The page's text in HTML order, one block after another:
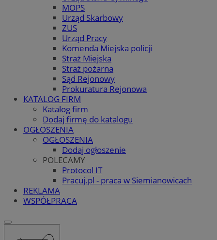
MOPS
Urząd Skarbowy
ZUS
Urząd Pracy
Komenda Miejska policji
Straż Miejska
Straż pożarna
Sąd Rejonowy
Prokuratura Rejonowa
KATALOG FIRM
Katalog firm
Dodaj firmę do katalogu
OGŁOSZENIA
OGŁOSZENIA
Dodaj ogłoszenie
POLECAMY
Protocol IT
Pracuj.pl - praca w Siemianowicach
REKLAMA
WSPÓŁPRACA